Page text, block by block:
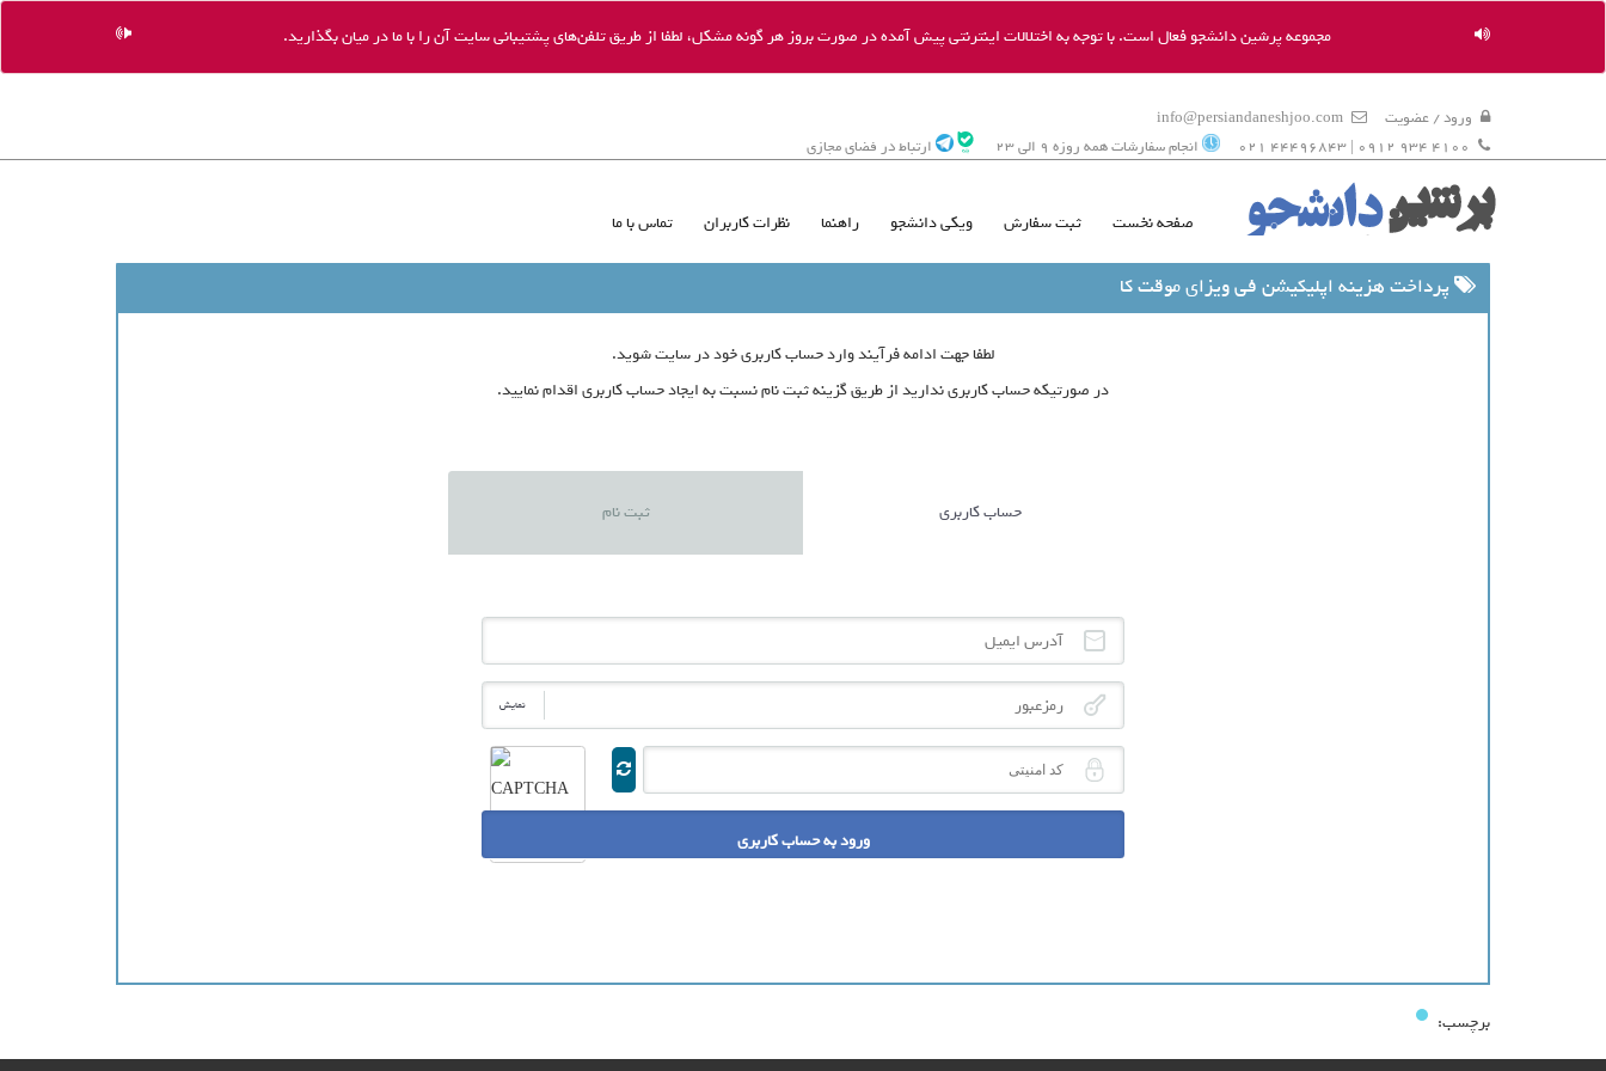
مجموعه پرشین دانشجو فعال است. با توجه به اختلالات اینترنتی پیش آمده در صورت بروز هر گونه مشکل، لطفا از طریق تلفن‌های پشتیبانی سایت آن را با ما در میان بگذارید.
ورود / عضویت
info@persiandaneshjoo.com
4100 934 0912 | 44496843 021
انجام سفارشات همه روزه 9 الی 23 ارتباط در فضای مجازی
صفحه نخست ثبت سفارش ویکی دانشجو راهنما نظرات کاربران تماس با ما
پرداخت هزینه اپلیکیشن فی ویزای موقت کا
لطفا جهت ادامه فرآیند وارد حساب کاربری خود در سایت شوید.
در صورتیکه حساب کاربری ندارید از طریق گزینه ثبت نام نسبت به ایجاد حساب کاربری اقدام نمایید.
حساب کاربری ثبت نام
آدرس ایمیل
رمزعبور نمایش
کد امنیتی
برچسب: